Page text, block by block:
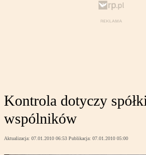
Kontrola dotyczy
wspólników
Aktualizacja: 07.01.2010 06:53 Publikacja: 07.01.2010 05:00